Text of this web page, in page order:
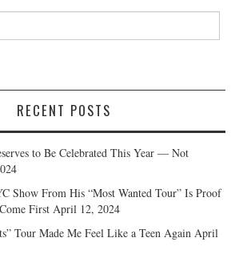
RECENT POSTS
to Be Celebrated This Year — Not
Show From His “Most Wanted Tour” Is Proof
First April 12, 2024
Tour Made Me Feel Like a Teen Again April